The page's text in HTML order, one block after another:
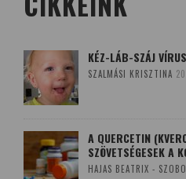
KÉZ-LÁB-SZÁJ
SZALMÁSI KRISZTINA
A QUERCETIN
SZÖVETSÉGESEK A
HAJAS BEATRIX -